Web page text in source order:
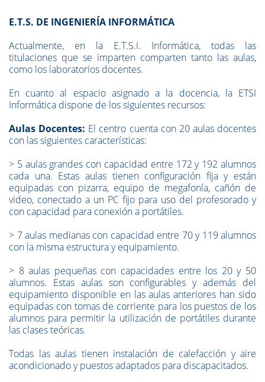
E.T.S. DE INGENIERÍA INFORMÁTICA
Actualmente, en la E.T.S.I. Informática, todas las
titulaciones que se imparten comparten tanto las aulas,
como los laboratorios docentes.
En cuanto al espacio asignado a la docencia, la ETSI
Informática dispone de los siguientes recursos:
Aulas Docentes: El centro cuenta con 20 aulas docentes
con las siguientes características:
> 5 aulas grandes con capacidad entre 172 y 192 alumnos
cada una. Estas aulas tienen configuración fija y están
equipadas con pizarra, equipo de megafonía, cañón de
video, conectado a un PC fijo para uso del profesorado y
con capacidad para conexión a portátiles.
> 7 aulas medianas con capacidad entre 70 y 119 alumnos
con la misma estructura y equipamiento.
> 8 aulas pequeñas con capacidades entre los 20 y 50
alumnos. Estas aulas son configurables y además del
equipamiento disponible en las aulas anteriores han sido
equipadas con tomas de corriente para los puestos de los
alumnos para permitir la utilización de portátiles durante
las clases teóricas.
Todas las aulas tienen instalación de calefacción y aire
acondicionado y puestos adaptados para discapacitados.